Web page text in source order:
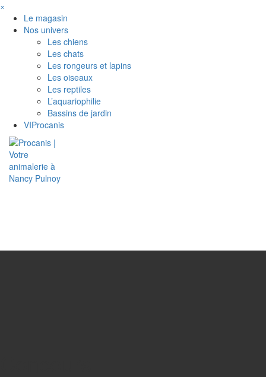
×
Le magasin
Nos univers
Les chiens
Les chats
Les rongeurs et lapins
Les oiseaux
Les reptiles
L’aquariophilie
Bassins de jardin
VIProcanis